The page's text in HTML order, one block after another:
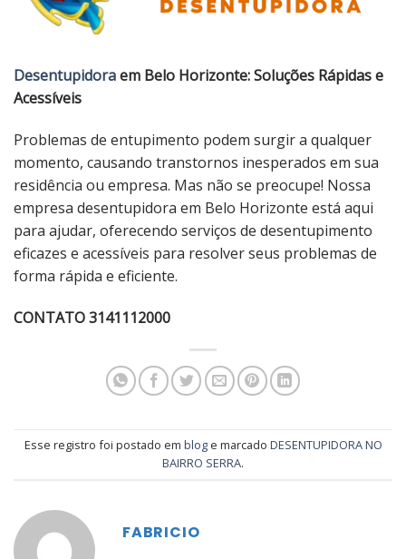
Desentupidoraem Belo Horizonte: Soluções Rápidas e
Acessíveis
Problemas de entupimento podem surgir a qualquer
momento, causando transtornos inesperados em sua
residência ou empresa. Mas não se preocupe! Nossa
empresa desentupidora em Belo Horizonte está aqui
para ajudar, oferecendo serviços de desentupimento
eficazes e acessíveis para resolver seus problemas de
forma rápida e eficiente.
CONTATO 3141112000
Esse registro foi postado em bloge marcado DESENTUPIDORA NO
BAIRRO SERRA.
FABRICIO